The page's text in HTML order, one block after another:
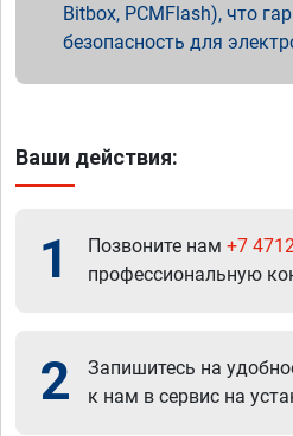
Bitbox, PCMFlash), что
безопасность для
Ваши действия:
1 Позвоните нам +7
профессиональную
2
Запишитесь на
к нам в сервис на